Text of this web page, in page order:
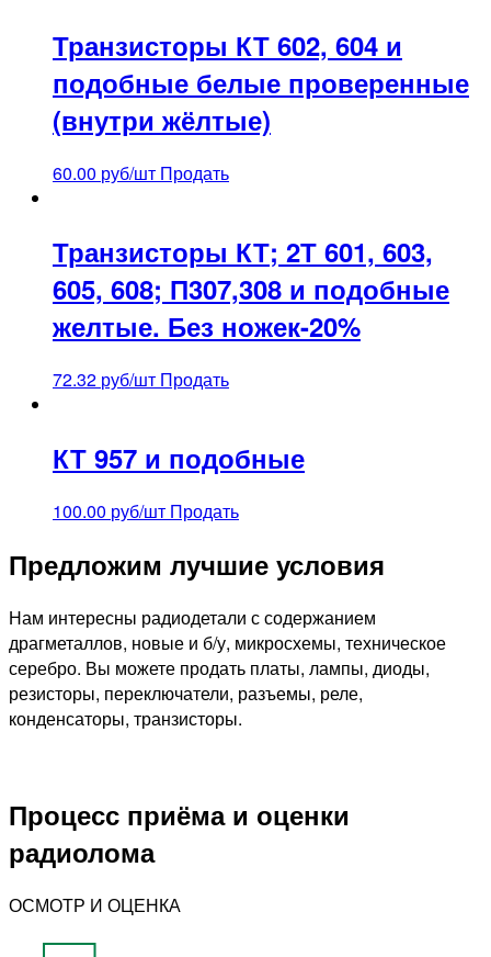
Транзисторы КТ 602, 604 и
подобные белые проверенные
(внутри жёлтые)
60.00 руб/шт Продать
Транзисторы КТ; 2Т 601, 603,
605, 608; П307,308 и подобные
желтые. Без ножек-20%
72.32 руб/шт Продать
КТ 957 и подобные
100.00 руб/шт Продать
Предложим лучшие условия
Нам интересны радиодетали с содержанием
драгметаллов, новые и б/у, микросхемы, техническое
серебро. Вы можете продать платы, лампы, диоды,
резисторы, переключатели, разъемы, реле,
конденсаторы, транзисторы.
Процесс приёма и оценки
радиолома
ОСМОТР И ОЦЕНКА